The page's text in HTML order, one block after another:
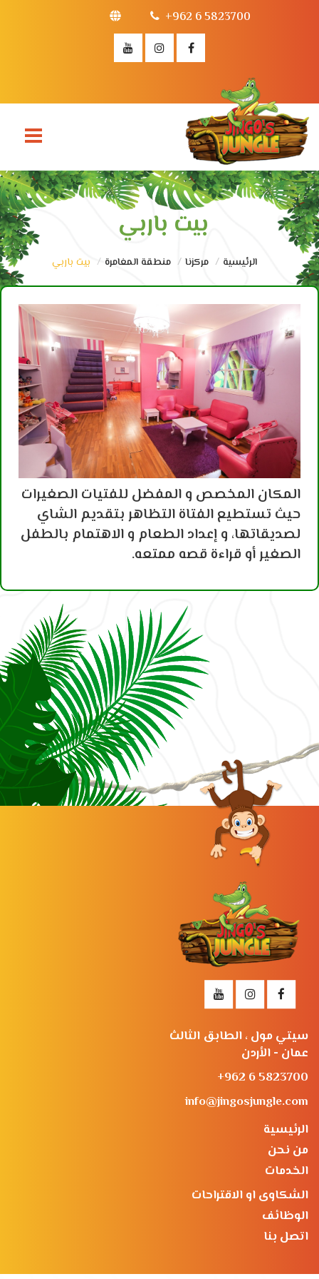
+962 6 5823700
بيت باربي
الرئيسية مركزنا منطقة المغامرة بيت باربي
المكان المخصص و المفضل للفتيات الصغيرات
حيث تستطيع الفتاة التظاهر بتقديم الشاي
لصديقاتها، و إعداد الطعام و الاهتمام بالطفل
الصغير أو قراءة قصه ممتعه.
سيتي مول ، الطابق الثالث
عمان - الأردن
+962 6 5823700
info@jingosjungle.com
الرئيسية
من نحن
الخدمات
الشكاوى او الاقتراحات
الوظائف
اتصل بنا